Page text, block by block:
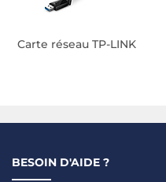
Carte réseau TP-LINK
BESOIN D'AIDE ?